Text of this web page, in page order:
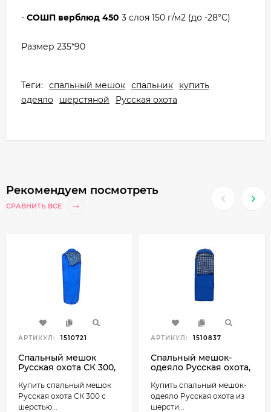
- СОШП верблюд 450 3 слоя 150 г/м2 (до -28°С)
Размер 235*90
Теги: спальный мешок спальник
купить
одеяло
шерстяной Русская охота
Рекомендуем посмотреть
СРАВНИТЬ ВСЕ
АРТИКУЛ: 1510721
Спальный мешок
Русская охота СК 300,
фланель)
Купить спальный мешок
Русская охота СК 300 с
шерстью...
АРТИКУЛ: 1510837
Спальный мешок-
одеяло Русская охота,
широкий с
подголовником
(235х85), фланель
Купить спальный мешок-
одеяло Русская охота из
шерсти...